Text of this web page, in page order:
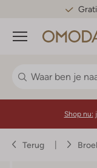
Menu
Shop nu:
Terug